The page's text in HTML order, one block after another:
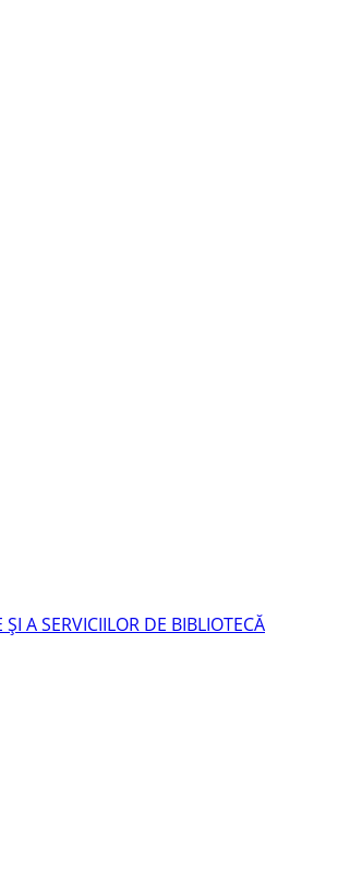
A SERVICIILOR DE BIBLIOTECĂ